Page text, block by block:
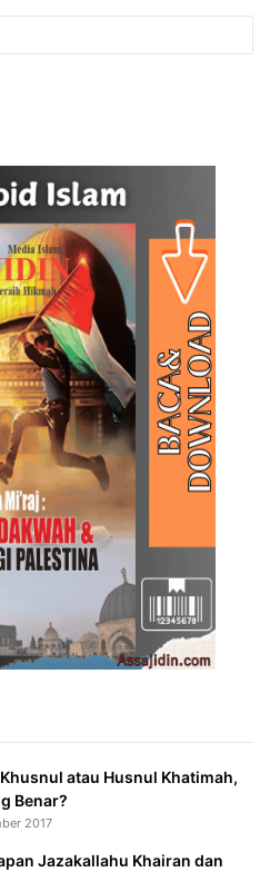
atau Husnul Khatimah,
Benar?
2017
Jazakallahu Khairan dan